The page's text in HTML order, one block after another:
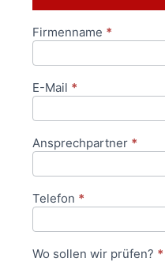
Anfrageformular
Firmenname *
E-Mail *
Ansprechpartner *
Telefon *
Wo sollen wir prüfen? *